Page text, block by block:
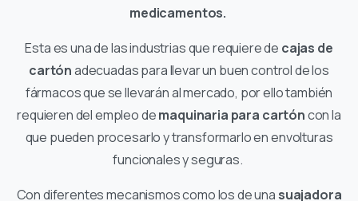
medicamentos.
Esta es una de las industrias que requiere de cajas de
cartónadecuadas para llevar un buen control de los
fármacos que se llevarán al mercado, por ello también
requieren del empleo demaquinaria para cartóncon la
que pueden procesarlo y transformarlo en envolturas
funcionales y seguras.
Con diferentes mecanismos como los de una suajadora